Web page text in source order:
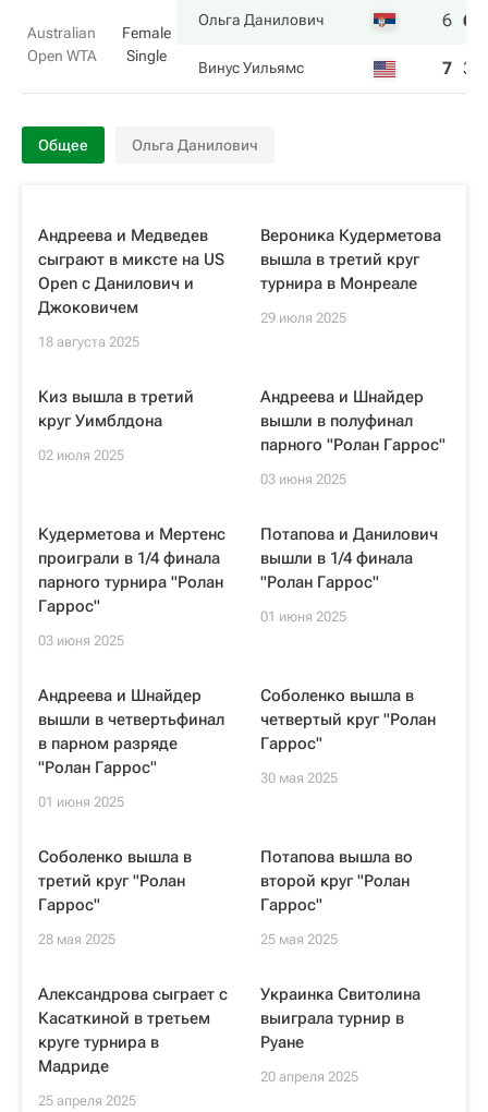
Australian
Open WTA
Female
Single
Ольга Данилович 6 6
Винус Уильямс 7 3
Общее Ольга Данилович
Андреева и Медведев
сыграют в миксте на US
Open с Данилович и
Джоковичем
18 августа 2025
Вероника Кудерметова
вышла в третий круг
турнира в Монреале
29 июля 2025
Киз вышла в третий
круг Уимблдона
02 июля 2025
Андреева и Шнайдер
вышли в полуфинал
парного "Ролан Гаррос"
03 июня 2025
Кудерметова и Мертенс
проиграли в 1/4 финала
парного турнира "Ролан
Гаррос"
03 июня 2025
Потапова и Данилович
вышли в 1/4 финала
"Ролан Гаррос"
01 июня 2025
Андреева и Шнайдер
вышли в четвертьфинал
в парном разряде
"Ролан Гаррос"
01 июня 2025
Соболенко вышла в
четвертый круг "Ролан
Гаррос"
30 мая 2025
Соболенко вышла в
третий круг "Ролан
Гаррос"
28 мая 2025
Потапова вышла во
второй круг "Ролан
Гаррос"
25 мая 2025
Александрова сыграет с
Касаткиной в третьем
круге турнира в
Мадриде
25 апреля 2025
Украинка Свитолина
выиграла турнир в
Руане
20 апреля 2025